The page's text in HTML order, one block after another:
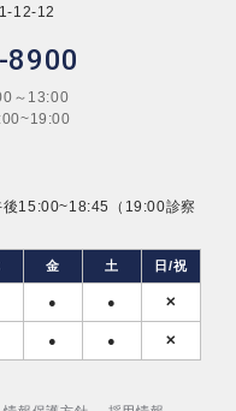
12-12
～13:00
15:00~18:45（19:00診察
金 土 日/祝
● ● ✕
● ● ✕